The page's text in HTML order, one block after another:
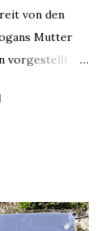
von den
Mutter
vorgestellt,
um den